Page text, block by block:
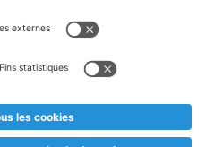
et mentions légales
et jusqu'à
étudié, nous serions
Prix Recupel et TVA incl.
masculine a été adoptée